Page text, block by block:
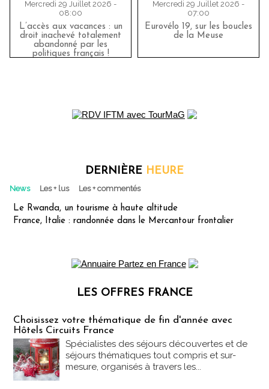
Mercredi 29 Juillet 2026 -
08:00
L’accès aux vacances : un
droit inachevé totalement
abandonné par les
politiques français !
Mercredi 29 Juillet 2026 -
07:00
Eurovélo 19, sur les boucles
de la Meuse
DERNIÈRE HEURE
News Les + lus Les + commentés
Le Rwanda, un tourisme à haute altitude
France, Italie : randonnée dans le Mercantour frontalier
LES OFFRES FRANCE
Choisissez votre thématique de fin d'année avec
Hôtels Circuits France
Spécialistes des séjours découvertes et de
séjours thématiques tout compris et sur-
mesure, organisés à travers les...